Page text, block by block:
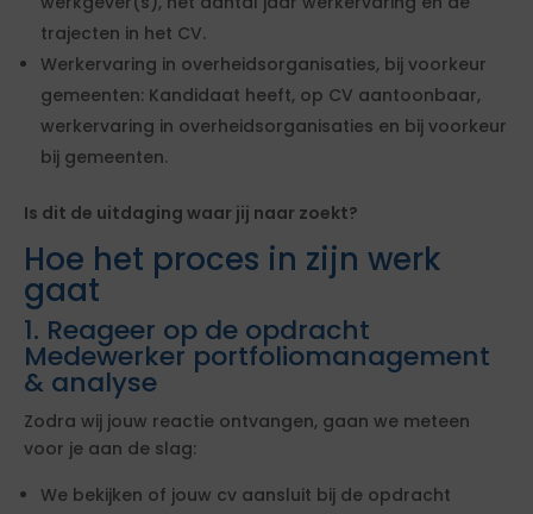
trajecten in het CV.
Werkervaring in overheidsorganisaties, bij voorkeur
gemeenten: Kandidaat heeft, op CV aantoonbaar,
werkervaring in overheidsorganisaties en bij voorkeur
bij gemeenten.
Is dit de uitdaging waar jij naar zoekt?
Hoe het proces in zijn werk
gaat
1. Reageer op de opdracht
Medewerker portfoliomanagement
& analyse
Zodra wij jouw reactie ontvangen, gaan we meteen
voor je aan de slag:
We bekijken of jouw cv aansluit bij de opdracht